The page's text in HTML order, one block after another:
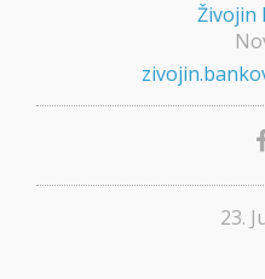
Živojin
23.